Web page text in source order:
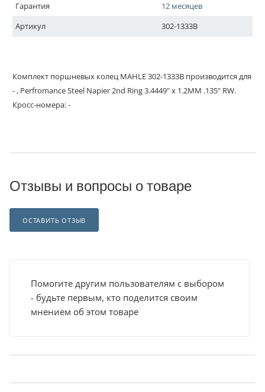
Гарантия
12 месяцев
Артикул
302-1333B
Комплект поршневых колец MAHLE 302-1333B производится для
- , Perfromance Steel Napier 2nd Ring 3.4449" x 1.2MM .135" RW.
Кросс-номера: -
Отзывы и вопросы о товаре
ОСТАВИТЬ ОТЗЫВ
Помогите другим пользователям с выбором
- будьте первым, кто поделится своим
мнением об этом товаре